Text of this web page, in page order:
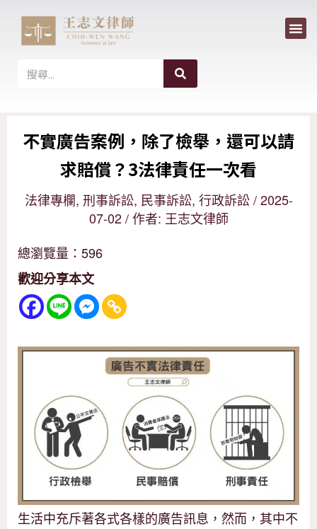
單
搜
搜
尋
不實廣告案例，除了檢舉，還可以請
求賠償？3法律責任一次看
法律專欄, 刑事訴訟, 民事訴訟, 行政訴訟/2025-
07-02/ 作者: 王志文律師
總瀏覽量：596
歡迎分享本文
生活中充斥著各式各樣的廣告訊息，然而，其中不